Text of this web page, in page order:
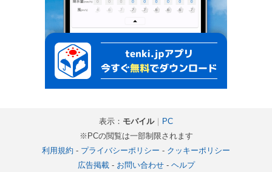
表示： モバイル｜ PC
※PCの閲覧は一部制限されます
利用規約 - プライバシーポリシー - クッキーポリシー
広告掲載- お問い合わせ- ヘルプ